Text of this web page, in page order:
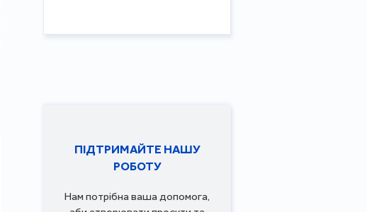
ПІДТРИМАЙТЕ НАШУ
РОБОТУ
Нам потрібна ваша допомога,